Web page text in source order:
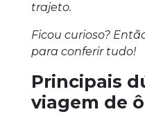
trajeto.
Ficou curioso?
para conferir tudo!
Principais
viagem de